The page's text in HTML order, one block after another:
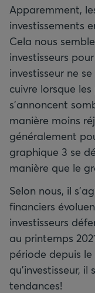
Apparemment,
investissements
Cela nous
investisseurs
investisseur ne
cuivre lorsque
s'annoncent
manière moins
généralement
graphique 3 se
manière que le
Selon nous, il
financiers
investisseurs
au printemps
période depuis
qu’investisseur, il
tendances!